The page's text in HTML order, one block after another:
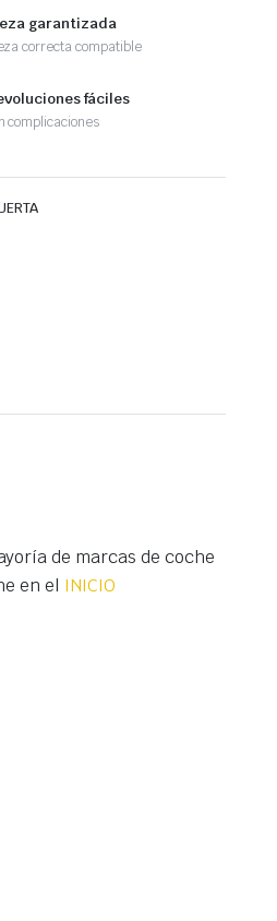
garantizada
correcta compatible
fáciles
complicaciones
de marcas de coche
en el INICIO